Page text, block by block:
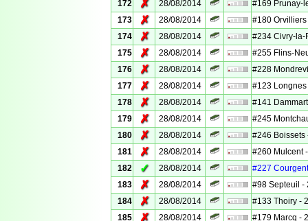
172
✗ 28/08/2014
#169 Prunay-
173
✗ 28/08/2014
#180
174
✗ 28/08/2014
#234 Civry-la-
175
✗ 28/08/2014
#255 Flins-
176
✗ 28/08/2014
#228
177
✗ 28/08/2014
#123
178
✗ 28/08/2014
#141
179
✗ 28/08/2014
#245
180
✗ 28/08/2014
#246 Boissets
181
✗ 28/08/2014
#260 Mulcent
182
✓ 28/08/2014
#227
183
✗ 28/08/2014
#98 Septeuil -
184
✗ 28/08/2014
#133 Thoiry -
185
✗ 28/08/2014
#179 Marcq -